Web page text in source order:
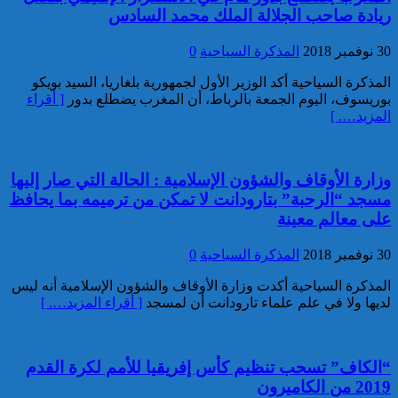
خبير: “البيعة الإلكترونية” تكشف
تحول الإرهاب الرقمي بعد تفكيك
خلية داعشية بتطوان
تركيا:القضاء يأمر بحبس رئيس
ريادة صاحب الجلالة الملك محمد السادس
30 نوفمبر 2018 المذكرة السياحية 0
المذكرة السياحية أكد الوزير الأول لجمهورية بلغاريا، السيد بويكو
بوريسوف، اليوم الجمعة بالرباط، أن المغرب يضطلع بدور [ أقراء
المزيد…. ]
وزارة الأوقاف والشؤون الإسلامية : الحالة التي صار إليها
مسجد “الرحبة” بتارودانت لا تمكن من ترميمه بما يحافظ
على معالم معينة
30 نوفمبر 2018 المذكرة السياحية 0
المذكرة السياحية أكدت وزارة الأوقاف والشؤون الإسلامية أنه ليس
لديها ولا في علم علماء تارودانت أن لمسجد [ أقراء المزيد…. ]
“الكاف” تسحب تنظيم كأس إفريقيا للأمم لكرة القدم
2019 من الكاميرون